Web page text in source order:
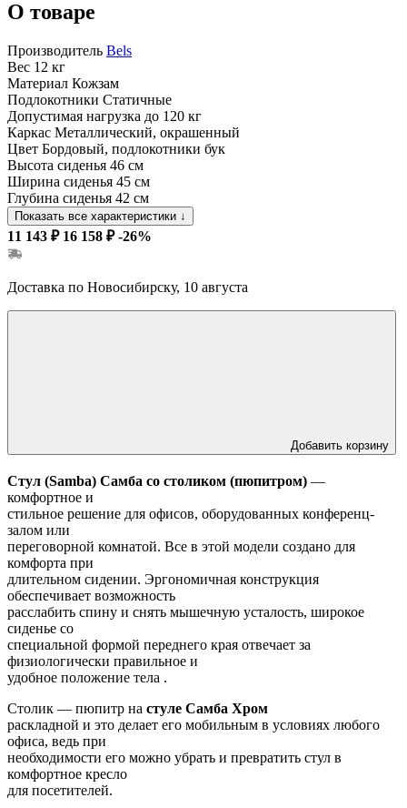
О товаре
Производитель Bels
Вес 12 кг
Материал Кожзам
Подлокотники Статичные
Допустимая нагрузка до 120 кг
Каркас Металлический, окрашенный
Цвет Бордовый, подлокотники бук
Высота сиденья 46 см
Ширина сиденья 45 см
Глубина сиденья 42 см
Показать все характеристики ↓
11 143 ₽ 16 158 ₽ -26%
Доставка по Новосибирску, 10 августа
Добавить корзину
Стул (Samba) Самба со столиком (пюпитром) —
комфортное и
стильное решение для офисов, оборудованных конференц-
залом или
переговорной комнатой. Все в этой модели создано для
комфорта при
длительном сидении. Эргономичная конструкция
обеспечивает возможность
расслабить спину и снять мышечную усталость, широкое
сиденье со
специальной формой переднего края отвечает за
физиологически правильное и
удобное положение тела .
Столик — пюпитр на стуле Самба Хром
раскладной и это делает его мобильным в условиях любого
офиса, ведь при
необходимости его можно убрать и превратить стул в
комфортное кресло
для посетителей.